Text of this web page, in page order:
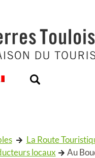
La Route
locaux Au